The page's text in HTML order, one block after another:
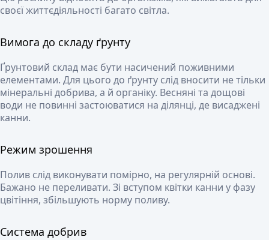
своєї життєдіяльності багато світла.
Вимога до складу ґрунту
Ґрунтовий склад має бути насичений поживними
елементами. Для цього до ґрунту слід вносити не тільки
мінеральні добрива, а й органіку. Весняні та дощові
води не повинні застоюватися на ділянці, де висаджені
канни.
Режим зрошення
Полив слід виконувати помірно, на регулярній основі.
Бажано не переливати. Зі вступом квітки канни у фазу
цвітіння, збільшують норму поливу.
Система добрив